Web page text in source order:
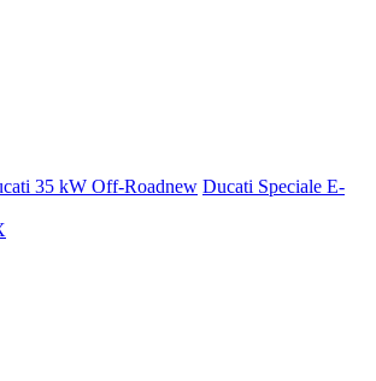
35 kW Off-Roadnew Ducati Speciale E-